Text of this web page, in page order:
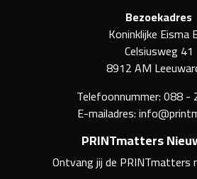
Bezoekadres
Koninklijke Eisma
Celsiusweg 41
8912 AM
Telefoonnummer:088 -
E-mailadres:
PRINTmatters
Ontvang jij de PRINTmatters